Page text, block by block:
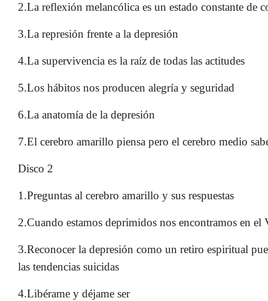
2.La reflexión melancólica es un estado constante de
3.La represión frente a la depresión
4.La supervivencia es la raíz de todas las actitudes
5.Los hábitos nos producen alegría y seguridad
6.La anatomía de la depresión
7.El cerebro amarillo piensa pero el cerebro medio
Disco 2
1.Preguntas al cerebro amarillo y sus respuestas
2.Cuando estamos deprimidos nos encontramos en el
3.Reconocer la depresión como un retiro espiritual
las tendencias suicidas
4.Libérame y déjame ser